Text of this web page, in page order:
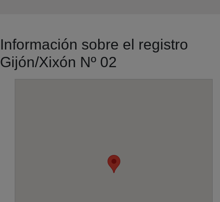
Información sobre el registro
Gijón/Xixón Nº 02